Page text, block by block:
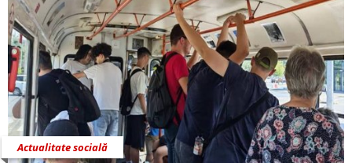
Actualitate socială